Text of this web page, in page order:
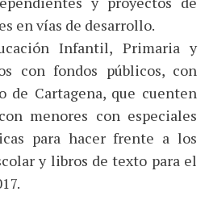
en vías de desarrollo.
Infantil, Primaria y
con fondos públicos, con
de Cartagena, que cuenten
menores con especiales
para hacer frente a los
y libros de texto para el